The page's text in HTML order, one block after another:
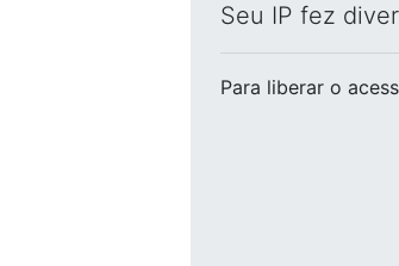
Seu IP fez
Para liberar o